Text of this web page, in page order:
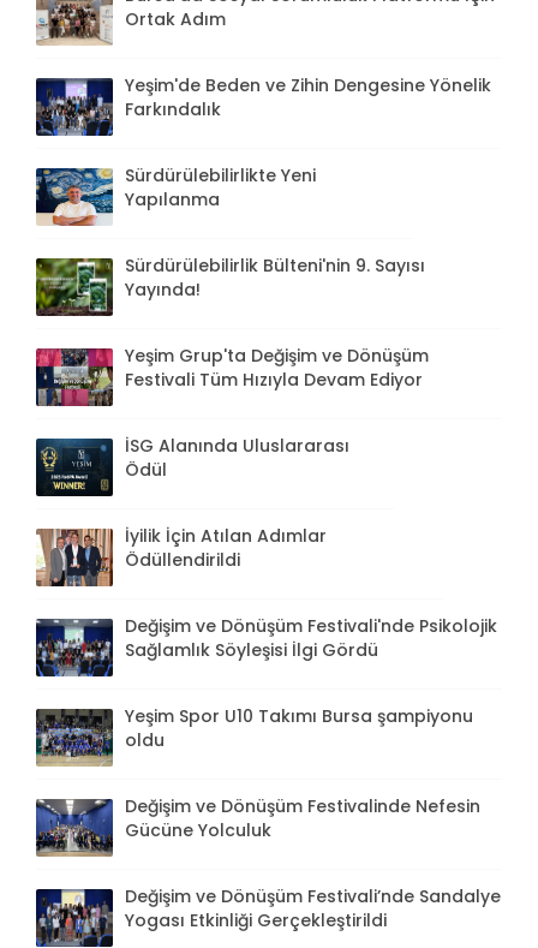
Ortak Adım
Yeşim'de Beden ve Zihin Dengesine Yönelik
Farkındalık
Sürdürülebilirlikte Yeni
Yapılanma
Sürdürülebilirlik Bülteni'nin 9. Sayısı
Yayında!
Yeşim Grup'ta Değişim ve Dönüşüm
Festivali Tüm Hızıyla Devam Ediyor
İSG Alanında Uluslararası
Ödül
İyilik İçin Atılan Adımlar
Ödüllendirildi
Değişim ve Dönüşüm Festivali'nde Psikolojik
Sağlamlık Söyleşisi İlgi Gördü
Yeşim Spor U10 Takımı Bursa şampiyonu
oldu
Değişim ve Dönüşüm Festivalinde Nefesin
Gücüne Yolculuk
Değişim ve Dönüşüm Festivali’nde Sandalye
Yogası Etkinliği Gerçekleştirildi